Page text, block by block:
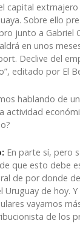
capital extrnajero
Sobre ello
junto a Gabriel
en unos
Declive del
editado por El
hablando de
actividad
En parte sí, pero
que esto debe
de por donde
Uruguay de hoy.
vayamos
de los